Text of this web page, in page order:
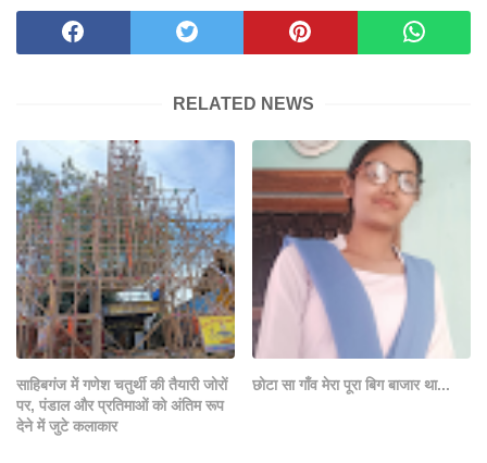
RELATED NEWS
साहिबगंज में गणेश चतुर्थी की तैयारी जोरों
पर, पंडाल और प्रतिमाओं को अंतिम रूप
देने में जुटे कलाकार
छोटा सा गाँव मेरा पूरा बिग बाजार था...